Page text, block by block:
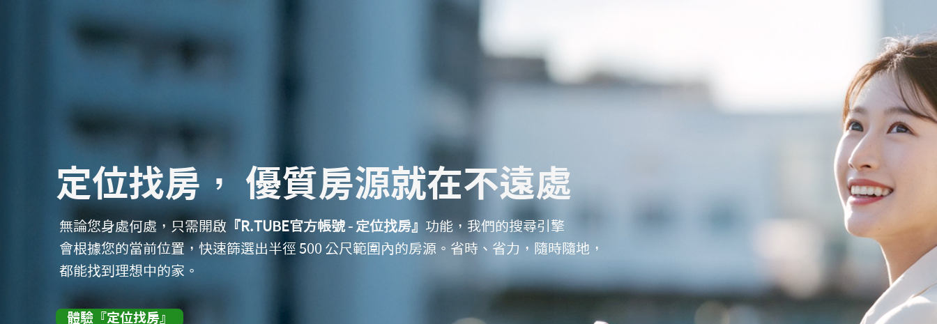
定位找房， 優質房源就在不遠處
無論您身處何處，只需開啟 『R.TUBE官方帳號 - 定位找房』 功能，我們的搜尋引擎
會根據您的當前位置，快速篩選出半徑 500 公尺範圍內的房源。省時、省力，隨時隨地，
都能找到理想中的家。​​
體驗『定位找房』